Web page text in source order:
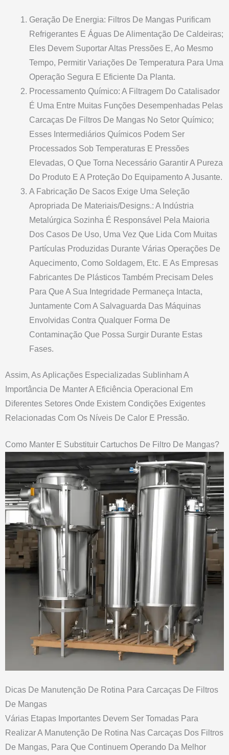
Geração De Energia: Filtros De Mangas Purificam
Refrigerantes E Águas De Alimentação De Caldeiras;
Eles Devem Suportar Altas Pressões E, Ao Mesmo
Tempo, Permitir Variações De Temperatura Para Uma
Operação Segura E Eficiente Da Planta.
Processamento Químico: A Filtragem Do Catalisador
É Uma Entre Muitas Funções Desempenhadas Pelas
Carcaças De Filtros De Mangas No Setor Químico;
Esses Intermediários Químicos Podem Ser
Processados Sob Temperaturas E Pressões
Elevadas, O Que Torna Necessário Garantir A Pureza
Do Produto E A Proteção Do Equipamento A Jusante.
A Fabricação De Sacos Exige Uma Seleção
Apropriada De Materiais/designs.: A Indústria
Metalúrgica Sozinha É Responsável Pela Maioria
Dos Casos De Uso, Uma Vez Que Lida Com Muitas
Partículas Produzidas Durante Várias Operações De
Aquecimento, Como Soldagem, Etc. E As Empresas
Fabricantes De Plásticos Também Precisam Deles
Para Que A Sua Integridade Permaneça Intacta,
Juntamente Com A Salvaguarda Das Máquinas
Envolvidas Contra Qualquer Forma De
Contaminação Que Possa Surgir Durante Estas
Fases.
Assim, As Aplicações Especializadas Sublinham A
Importância De Manter A Eficiência Operacional Em
Diferentes Setores Onde Existem Condições Exigentes
Relacionadas Com Os Níveis De Calor E Pressão.
Como Manter E Substituir Cartuchos De Filtro De Mangas?
Dicas De Manutenção De Rotina Para Carcaças De Filtros
De Mangas
Várias Etapas Importantes Devem Ser Tomadas Para
Realizar A Manutenção De Rotina Nas Carcaças Dos Filtros
De Mangas, Para Que Continuem Operando Da Melhor